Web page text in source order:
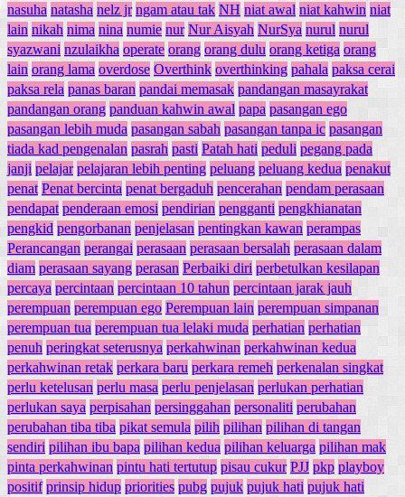
nasuha natasha nelz jr ngam atau tak NH niat awal niat kahwin niat
lain nikah nima nina numie nur Nur Aisyah NurSya nurul nurul
syazwani nzulaikha operate orang orang dulu orang ketiga orang
lain orang lama overdose Overthink overthinking pahala paksa cerai
paksa rela panas baran pandai memasak pandangan masayrakat
pandangan orang panduan kahwin awal papa pasangan ego
pasangan lebih muda pasangan sabah pasangan tanpa ic pasangan
tiada kad pengenalan pasrah pasti Patah hati peduli pegang pada
janji pelajar pelajaran lebih penting peluang peluang kedua penakut
penat Penat bercinta penat bergaduh pencerahan pendam perasaan
pendapat penderaan emosi pendirian pengganti pengkhianatan
pengkid pengorbanan penjelasan pentingkan kawan perampas
Perancangan perangai perasaan perasaan bersalah perasaan dalam
diam perasaan sayang perasan Perbaiki diri perbetulkan kesilapan
percaya percintaan percintaan 10 tahun percintaan jarak jauh
perempuan perempuan ego Perempuan lain perempuan simpanan
perempuan tua perempuan tua lelaki muda perhatian perhatian
penuh peringkat seterusnya perkahwinan perkahwinan kedua
perkahwinan retak perkara baru perkara remeh perkenalan singkat
perlu ketelusan perlu masa perlu penjelasan perlukan perhatian
perlukan saya perpisahan persinggahan personaliti perubahan
perubahan tiba tiba pikat semula pilih pilihan pilihan di tangan
sendiri pilihan ibu bapa pilihan kedua pilihan keluarga pilihan mak
pinta perkahwinan pintu hati tertutup pisau cukur PJJ pkp playboy
positif prinsip hidup priorities pubg pujuk pujuk hati pujuk hati